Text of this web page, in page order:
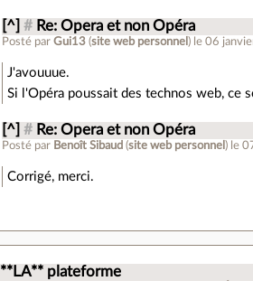
[^] # Re: Opera et non Opéra
Posté parGui13 (site web personnel ) le 06
J'avouuue.
Si l'Opéra poussait des technos web, ce
[^] # Re: Opera et non Opéra
Posté par Benoît Sibaud (site web personnel ) le
Corrigé, merci.
**LA** plateforme